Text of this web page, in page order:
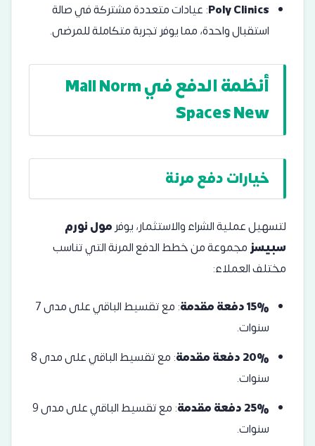
Poly Clinics: عيادات متعددة مشتركة في صالة
استقبال واحدة، مما يوفر تجربة متكاملة للمرضى.
أنظمة الدفع في Mall Norm
Spaces New
خيارات دفع مرنة
لتسهيل عملية الشراء والاستثمار، يوفرمول نورم
سبيسزمجموعة من خطط الدفع المرنة التي تناسب
مختلف العملاء:
15% دفعة مقدمة
: مع تقسيط الباقي على مدى 7
سنوات.
20% دفعة مقدمة
: مع تقسيط الباقي على مدى 8
سنوات.
25% دفعة مقدمة
: مع تقسيط الباقي على مدى 9
سنوات.